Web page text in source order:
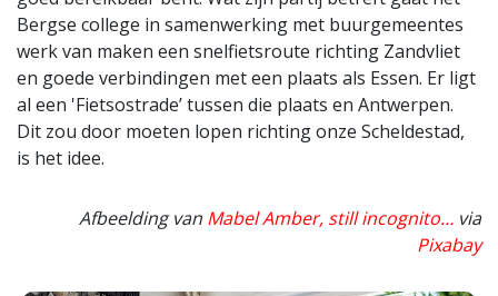
Bergse college in samenwerking met buurgemeentes
werk van maken een snelfietsroute richting Zandvliet
en goede verbindingen met een plaats als Essen. Er ligt
al een 'Fietsostrade’ tussen die plaats en Antwerpen.
Dit zou door moeten lopen richting onze Scheldestad,
is het idee.
Afbeelding van Mabel Amber, still incognito… via
Pixabay